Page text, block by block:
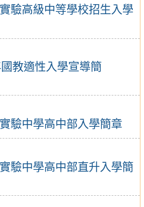
驗高級中等學校招生入學
教適性入學宣導簡
驗中學高中部入學簡章
驗中學高中部直升入學簡